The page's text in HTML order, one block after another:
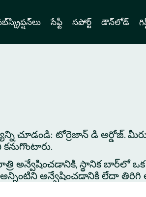
సేఫ్టీ సపోర్ట్ డౌన్‌లోడ్
చూడండి: టోర్రెజాన్ డి అర్డోజ్.
అన్వేషించడానికి, స్థానిక బార్‌లో
అన్వేషించడానికి లేదా తిరిగి